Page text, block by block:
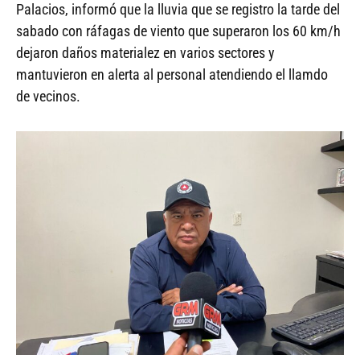
Palacios, informó que la lluvia que se registro la tarde del
sabado con ráfagas de viento que superaron los 60 km/h
dejaron daños materialez en varios sectores y
mantuvieron en alerta al personal atendiendo el llamdo
de vecinos.